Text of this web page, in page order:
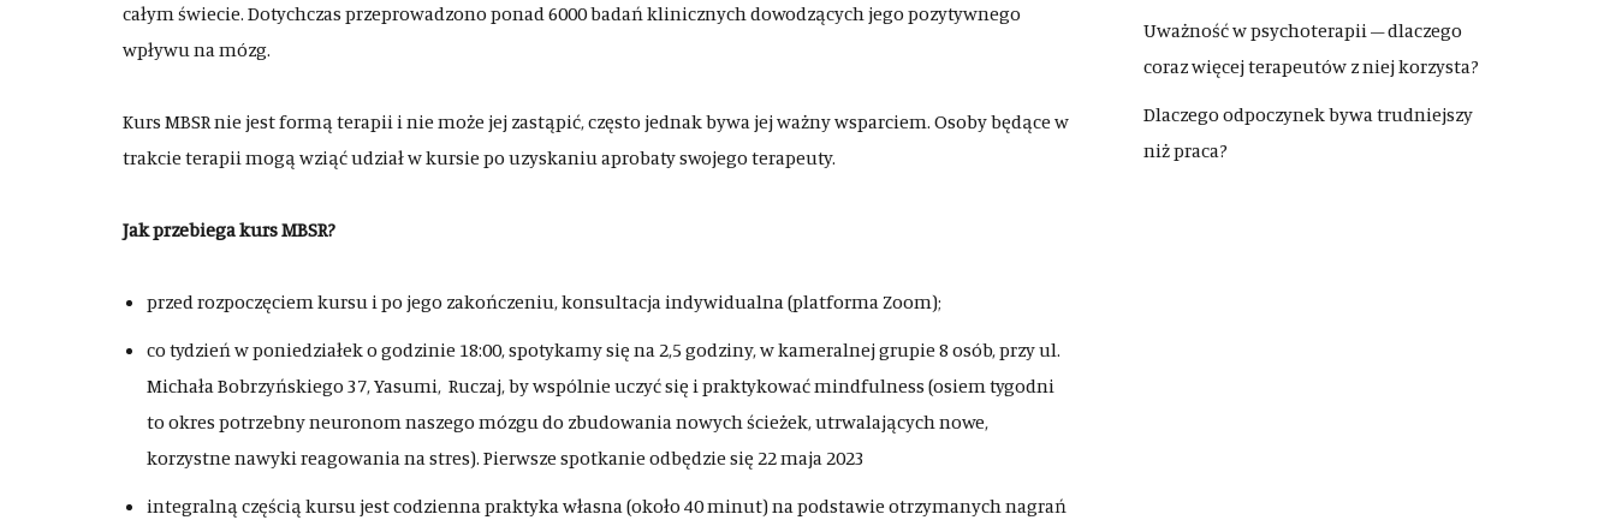
całym świecie. Dotychczas przeprowadzono ponad 6000 badań klinicznych dowodzących jego pozytywnego
wpływu na mózg.
Kurs MBSR nie jest formą terapii i nie może jej zastąpić, często jednak bywa jej ważny wsparciem. Osoby będące w
trakcie terapii mogą wziąć udział w kursie po uzyskaniu aprobaty swojego terapeuty.
Jak przebiega kurs MBSR?
przed rozpoczęciem kursu i po jego zakończeniu, konsultacja indywidualna (platforma Zoom);
co tydzień w poniedziałek o godzinie 18:00, spotykamy się na 2,5 godziny, w kameralnej grupie 8 osób, przy ul.
Michała Bobrzyńskiego 37, Yasumi, Ruczaj, by wspólnie uczyć się i praktykować mindfulness (osiem tygodni
to okres potrzebny neuronom naszego mózgu do zbudowania nowych ścieżek, utrwalających nowe,
korzystne nawyki reagowania na stres). Pierwsze spotkanie odbędzie się 22 maja 2023
integralną częścią kursu jest codzienna praktyka własna (około 40 minut) na podstawie otrzymanych nagrań
Uważność w psychoterapii – dlaczego
coraz więcej terapeutów z niej korzysta?
Dlaczego odpoczynek bywa trudniejszy
niż praca?